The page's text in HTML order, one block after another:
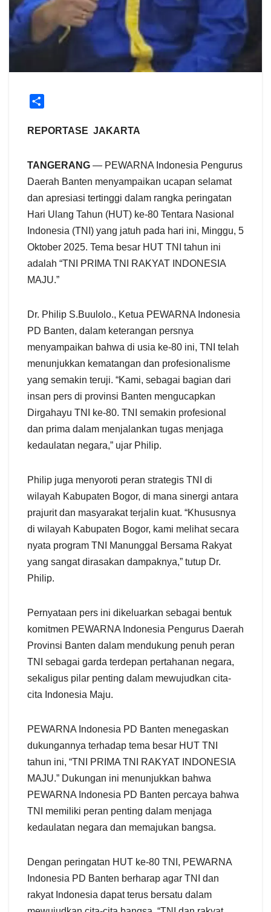
a
e
REPORTASE JAKARTA
TANGERANG — PEWARNA Indonesia Pengurus
Daerah Banten menyampaikan ucapan selamat
dan apresiasi tertinggi dalam rangka peringatan
Hari Ulang Tahun (HUT) ke-80 Tentara Nasional
Indonesia (TNI) yang jatuh pada hari ini, Minggu, 5
Oktober 2025. Tema besar HUT TNI tahun ini
adalah “TNI PRIMA TNI RAKYAT INDONESIA
MAJU.”
Dr. Philip S.Buulolo., Ketua PEWARNA Indonesia
PD Banten, dalam keterangan persnya
menyampaikan bahwa di usia ke-80 ini, TNI telah
menunjukkan kematangan dan profesionalisme
yang semakin teruji. “Kami, sebagai bagian dari
insan pers di provinsi Banten mengucapkan
Dirgahayu TNI ke-80. TNI semakin profesional
dan prima dalam menjalankan tugas menjaga
kedaulatan negara,” ujar Philip.
Philip juga menyoroti peran strategis TNI di
wilayah Kabupaten Bogor, di mana sinergi antara
prajurit dan masyarakat terjalin kuat. “Khususnya
di wilayah Kabupaten Bogor, kami melihat secara
nyata program TNI Manunggal Bersama Rakyat
yang sangat dirasakan dampaknya,” tutup Dr.
Philip.
Pernyataan pers ini dikeluarkan sebagai bentuk
komitmen PEWARNA Indonesia Pengurus Daerah
Provinsi Banten dalam mendukung penuh peran
TNI sebagai garda terdepan pertahanan negara,
sekaligus pilar penting dalam mewujudkan cita-
cita Indonesia Maju.
PEWARNA Indonesia PD Banten menegaskan
dukungannya terhadap tema besar HUT TNI
tahun ini, “TNI PRIMA TNI RAKYAT INDONESIA
MAJU.” Dukungan ini menunjukkan bahwa
PEWARNA Indonesia PD Banten percaya bahwa
TNI memiliki peran penting dalam menjaga
kedaulatan negara dan memajukan bangsa.
Dengan peringatan HUT ke-80 TNI, PEWARNA
Indonesia PD Banten berharap agar TNI dan
rakyat Indonesia dapat terus bersatu dalam